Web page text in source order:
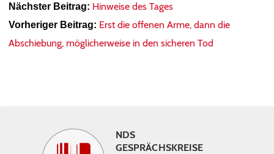
Nächster Beitrag: Hinweise des Tages
Vorheriger Beitrag: Erst die offenen Arme, dann die
Abschiebung, möglicherweise in den sicheren Tod
NDS
GESPRÄCHSKREISE